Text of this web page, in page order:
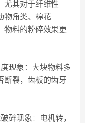
尤其对于纤维性
物角类、棉花
物料的粉碎效果更
现象：大块物料多
断裂，齿板的齿牙
现象：电机转，